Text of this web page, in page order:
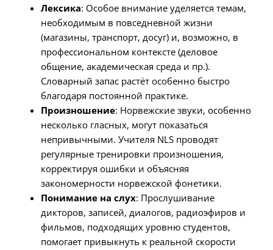
Лексика: Особое внимание уделяется темам,
необходимым в повседневной жизни
(магазины, транспорт, досуг) и, возможно, в
профессиональном контексте (деловое
общение, академическая среда и пр.).
Словарный запас растёт особенно быстро
благодаря постоянной практике.
Произношение: Норвежские звуки, особенно
несколько гласных, могут показаться
непривычными. Учителя NLS проводят
регулярные тренировки произношения,
корректируя ошибки и объясняя
закономерности норвежской фонетики.
Понимание на слух: Прослушивание
дикторов, записей, диалогов, радиоэфиров и
фильмов, подходящих уровню студентов,
помогает привыкнуть к реальной скорости